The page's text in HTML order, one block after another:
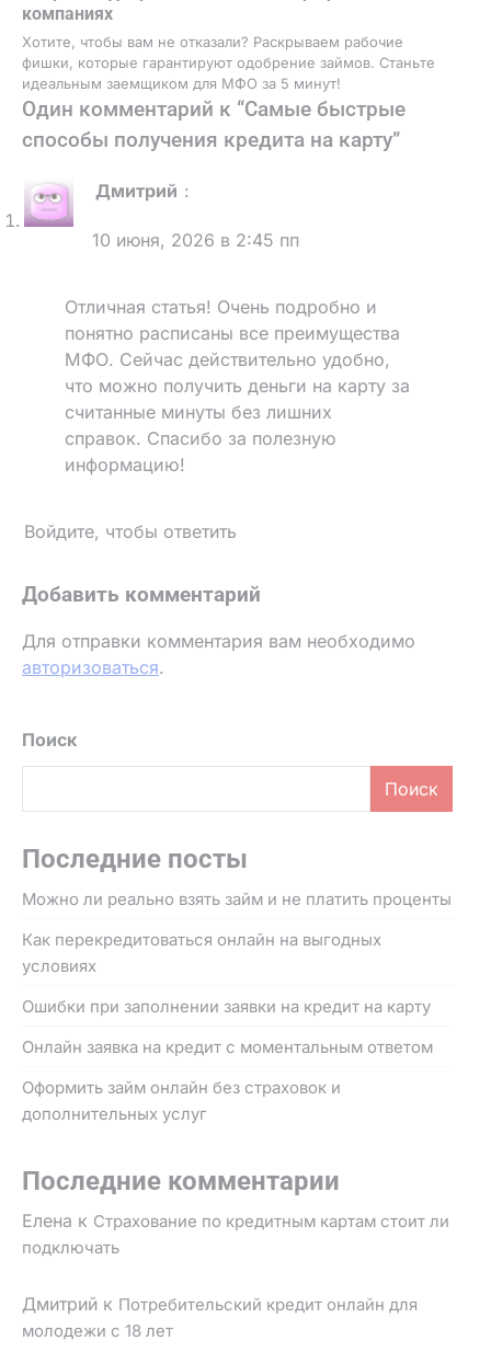
компаниях
Хотите, чтобы вам не отказали? Раскрываем рабочие
фишки, которые гарантируют одобрение займов. Станьте
идеальным заемщиком для МФО за 5 минут!
Один комментарий к “Самые быстрые
способы получения кредита на карту”
Дмитрий :
10 июня, 2026 в 2:45 пп
Отличная статья! Очень подробно и
понятно расписаны все преимущества
МФО. Сейчас действительно удобно,
что можно получить деньги на карту за
считанные минуты без лишних
справок. Спасибо за полезную
информацию!
Войдите, чтобы ответить
Добавить комментарий
Для отправки комментария вам необходимо
авторизоваться.
Поиск
Поиск
Последние посты
Можно ли реально взять займ и не платить проценты
Как перекредитоваться онлайн на выгодных
условиях
Ошибки при заполнении заявки на кредит на карту
Онлайн заявка на кредит с моментальным ответом
Оформить займ онлайн без страховок и
дополнительных услуг
Последние комментарии
Елена к Страхование по кредитным картам стоит ли
подключать
Дмитрий к Потребительский кредит онлайн для
молодежи с 18 лет